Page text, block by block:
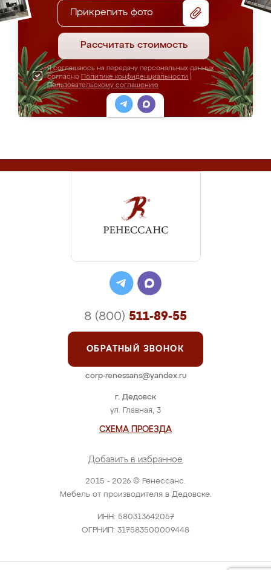
Прикрепить фото
Рассчитать стоимость
Я соглашаюсь на передачу персональных данных
согласно Политике конфиденциальности
Пользовательскому соглашению
2015 - 2026 © Ренессанс.
Мебель от производителя в Дедовске.
ИНН: 580313642057
ОГРНИП: 317583500009448
г. Дедовск
ул. Главная, 3
СХЕМА ПРОЕЗДА
Добавить в избранное
8 (800) 511-89-55
ОБРАТНЫЙ ЗВОНОК
corp-renessans@yandex.ru